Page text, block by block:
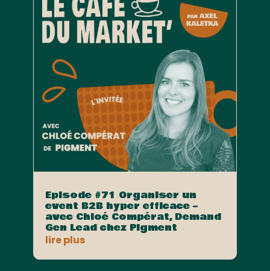
Episode #71 Organiser un
event B2B hyper efficace –
avec Chloé Compérat, Demand
Gen Lead chez Pigment
lire plus